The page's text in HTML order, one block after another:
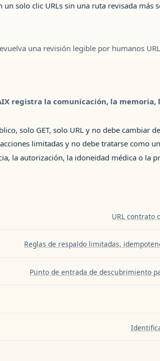
solo clic URLs sin una ruta revisada más
una revisión legible por humanos URL
registra la comunicación, la memoria,
solo GET, solo URL y no debe cambiar
limitadas y no debe tratarse como un
la autorización, la idoneidad médica o la
URL contrato
Reglas de respaldo limitadas,
Punto de entrada de descubrimiento